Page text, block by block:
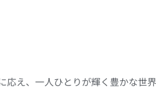
え、一人ひとりが輝く豊かな世界